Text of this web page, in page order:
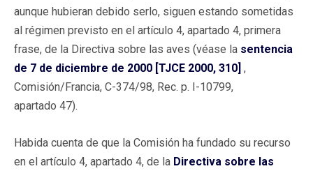
aunque hubieran debido serlo, siguen estando sometidas
al régimen previsto en el artículo 4, apartado 4, primera
frase, de la Directiva sobre las aves (véase la sentencia
de 7 de diciembre de 2000 [TJCE 2000, 310] ,
Comisión/Francia, C-374/98, Rec. p. I-10799,
apartado 47).
Habida cuenta de que la Comisión ha fundado su recurso
en el artículo 4, apartado 4, de la Directiva sobre las